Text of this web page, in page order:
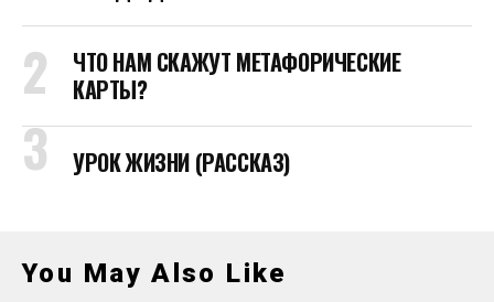
ЧТО НАМ СКАЖУТ МЕТАФОРИЧЕСКИЕ
КАРТЫ?
УРОК ЖИЗНИ (РАССКАЗ)
You May Also Like